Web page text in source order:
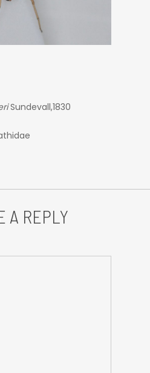
Sundevall,1830
A REPLY